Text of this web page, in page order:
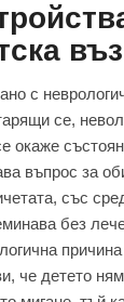
с
се,
окаже
въпрос за
със
без
че детето